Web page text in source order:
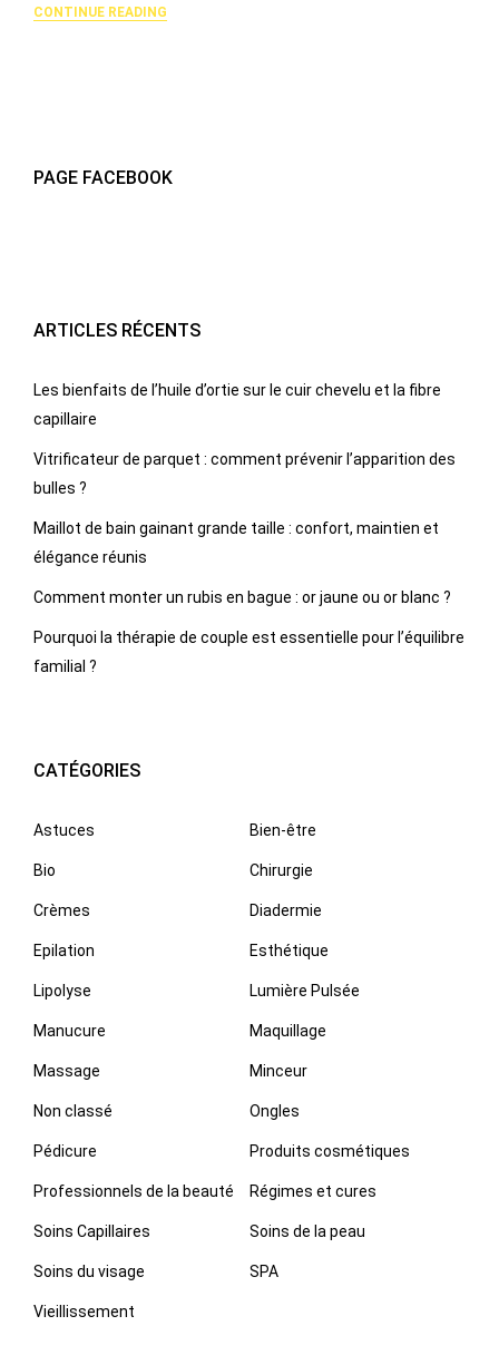
CONTINUE READING
PAGE FACEBOOK
ARTICLES RÉCENTS
Les bienfaits de l’huile d’ortie sur le cuir chevelu et la fibre
capillaire
Vitrificateur de parquet : comment prévenir l’apparition des
bulles ?
Maillot de bain gainant grande taille : confort, maintien et
élégance réunis
Comment monter un rubis en bague : or jaune ou or blanc ?
Pourquoi la thérapie de couple est essentielle pour l’équilibre
familial ?
CATÉGORIES
Astuces Bien-être
Bio Chirurgie
Crèmes Diadermie
Epilation Esthétique
Lipolyse Lumière Pulsée
Manucure Maquillage
Massage Minceur
Non classé Ongles
Pédicure Produits cosmétiques
Professionnels de la beauté Régimes et cures
Soins Capillaires Soins de la peau
Soins du visage SPA
Vieillissement